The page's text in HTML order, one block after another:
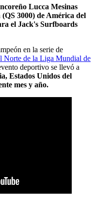
Lucca Mesinas
3000) de América del
el Jack's Surfboards
en la serie de
Norte de la Liga Mundial de
deportivo se llevó a
Estados Unidos del
mes y año.